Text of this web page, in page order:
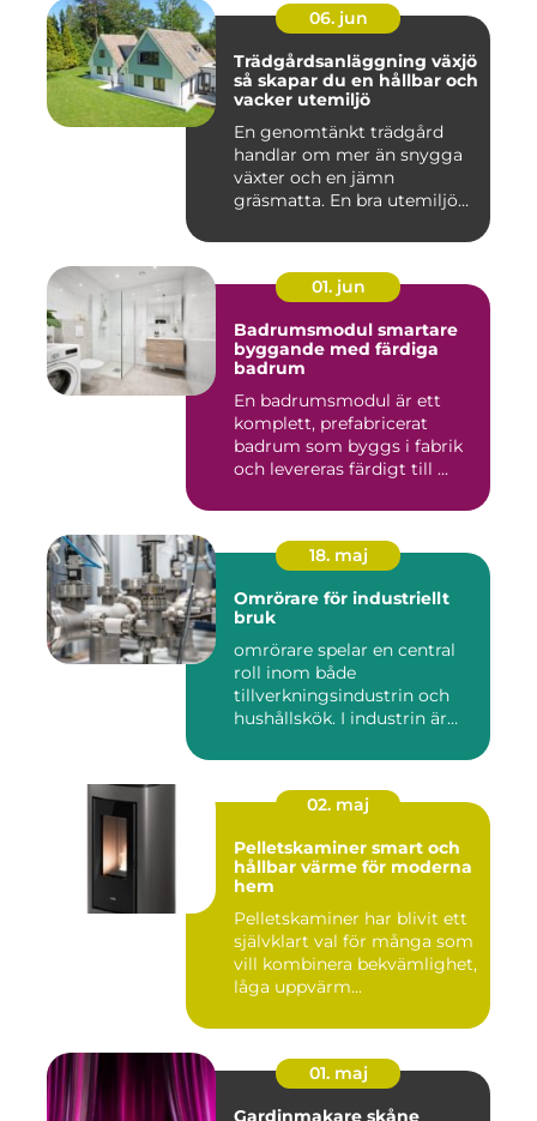
06. jun
Trädgårdsanläggning växjö
så skapar du en hållbar och
vacker utemiljö
En genomtänkt trädgård
handlar om mer än snygga
växter och en jämn
gräsmatta. En bra utemiljö
01. jun
Badrumsmodul smartare
byggande med färdiga
badrum
En badrumsmodul är ett
komplett, prefabricerat
badrum som byggs i fabrik
och levereras färdigt till ...
18. maj
Omrörare för industriellt
bruk
omrörare spelar en central
roll inom både
tillverkningsindustrin och
hushållskök. I industrin är
02. maj
Pelletskaminer smart och
hållbar värme för moderna
hem
Pelletskaminer har blivit ett
självklart val för många som
vill kombinera bekvämlighet,
låga uppvärm...
01. maj
Gardinmakare skåne